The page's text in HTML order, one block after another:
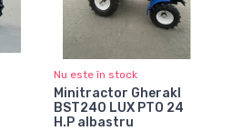
Nu este în stock
Minitractor Gherakl
BST240 LUX PTO 24
H.P albastru